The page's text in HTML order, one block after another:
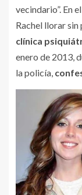
vecindario”. En
Rachel llorar sin
clínica
enero de 2013,
la policía,